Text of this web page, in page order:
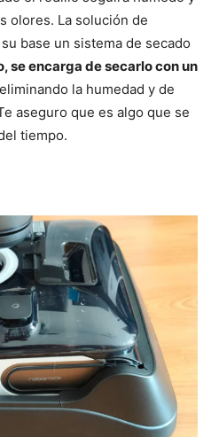
olores. La solución de
base un sistema de secado
se encarga de secarlo con un
eliminando la humedad y de
aseguro que es algo que se
tiempo.